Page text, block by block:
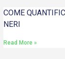
COME
NERI
Read More »